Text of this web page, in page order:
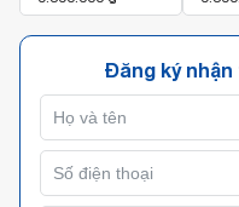
Đăng ký